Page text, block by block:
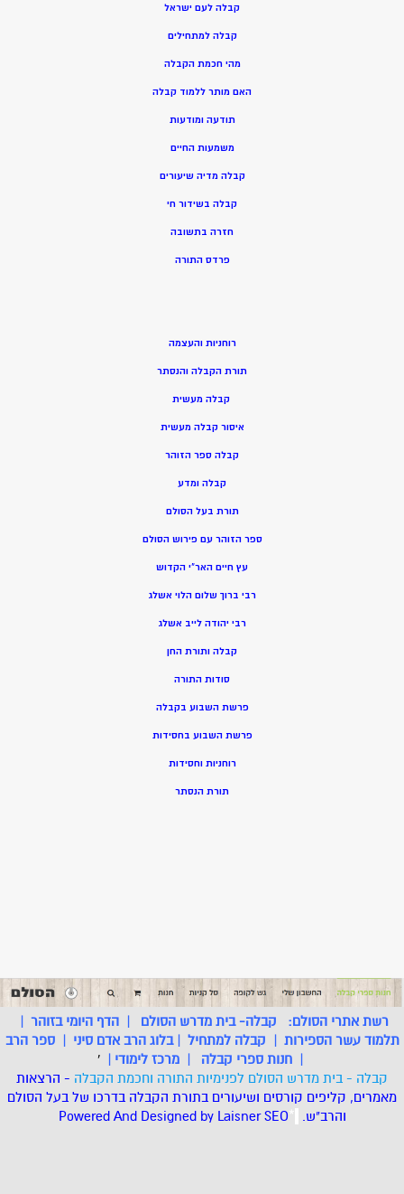
קבלה לעם ישראל
קבלה למתחילים
מהי חכמת הקבלה
האם מותר ללמוד קבלה
תודעה ומודעות
משמעות החיים
קבלה מדיה שיעורים
קבלה בשידור חי
חזרה בתשובה
פרדס התורה
רוחניות והעצמה
תורת הקבלה והנסתר
קבלה מעשית
איסור קבלה מעשית
קבלה ספר הזוהר
קבלה ומדע
תורת בעל הסולם
ספר הזוהר עם פירוש הסולם
עץ חיים האר”י הקדוש
רבי ברוך שלום הלוי אשלג
רבי יהודה לייב אשלג
קבלה ותורת החן
סודות התורה
פרשת השבוע בקבלה
פרשת השבוע בחסידות
רוחניות וחסידות
תורת הנסתר
רשת אתרי הסולם: קבלה- בית מדרש הסולם |הדף היומי בזוהר
תלמוד עשר הספירות
קבלה למתחיל |בלוג הרב אדם סיני |ספר הרב
חנות ספרי קבלה מרכז לימודי
'
קבלה - בית מדרש הסולם לפנימיות התורה וחכמת הקבלה - הרצאות
מאמרים, קליפים קורסים ושיעורים בתורת הקבלה בדרכו של בעל הסולם
והרב"ש. *
Powered And Designed by LaisnerSEO